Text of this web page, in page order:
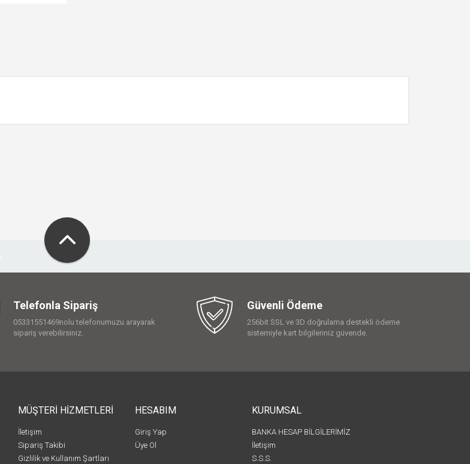
Telefonla Sipariş
05331551469nolu telefonumuzu arayarak
sipariş verebilirsiniz.
Güvenli Ödeme
256bit SSL ve 3D doğrulama destekli ödeme
sistemiyle kart bilgileriniz güvende.
MÜŞTERİ HİZMETLERİ
İletişim
Sipariş Takibi
Gizlilik ve Kullanım Şartları
HESABIM
Giriş Yap
Üye Ol
KURUMSAL
BANKA HESAP BİLGİLERİMİZ
İletişim
S.S.S.